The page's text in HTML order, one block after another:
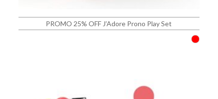
PROMO 25% OFF J’Adore Prono Play Set